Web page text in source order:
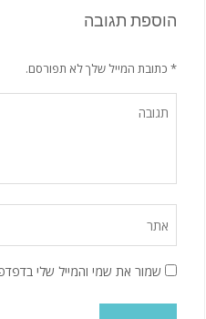
הוספת תגובה
* כתובת המייל שלך לא תפורסם.
שמור את שמי והמייל שלי